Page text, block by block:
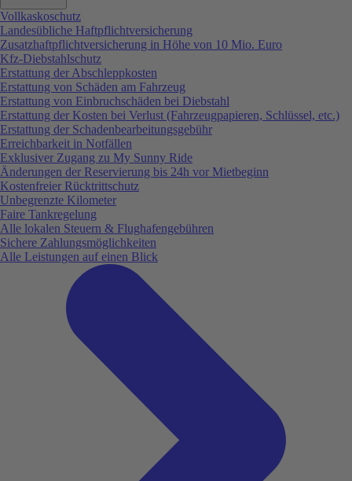
Vollkaskoschutz
Landesübliche Haftpflichtversicherung
Zusatzhaftpflichtversicherung in Höhe von 10 Mio. Euro
Kfz-Diebstahlschutz
Erstattung der Abschleppkosten
Erstattung von Schäden am Fahrzeug
Erstattung von Einbruchschäden bei Diebstahl
Erstattung der Kosten bei Verlust (Fahrzeugpapieren, Schlüssel, etc.)
Erstattung der Schadenbearbeitungsgebühr
Erreichbarkeit in Notfällen
Exklusiver Zugang zu My Sunny Ride
Änderungen der Reservierung bis 24h vor Mietbeginn
Kostenfreier Rücktrittschutz
Unbegrenzte Kilometer
Faire Tankregelung
Alle lokalen Steuern & Flughafengebühren
Sichere Zahlungsmöglichkeiten
Alle Leistungen auf einen Blick